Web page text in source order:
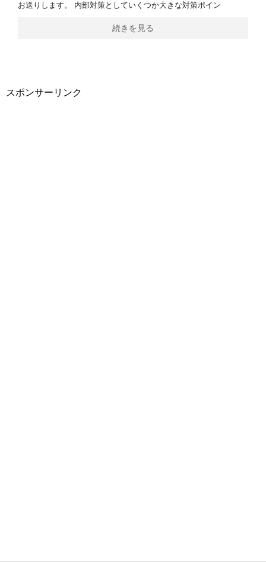
お送りします。 内部対策としていくつか大きな対策ポイン
続きを見る
スポンサーリンク